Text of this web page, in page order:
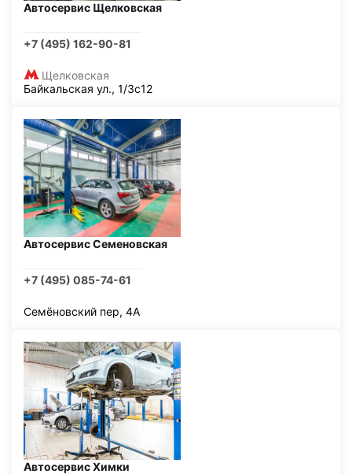
Автосервис Щелковская
+7 (495) 162-90-81
Щелковская
Байкальская ул., 1/3с12
Автосервис Семеновская
+7 (495) 085-74-61
Семёновский пер, 4А
Автосервис Химки